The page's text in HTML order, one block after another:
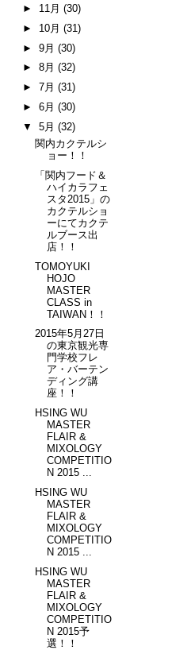
► 11月 (30)
► 10月 (31)
► 9月 (30)
► 8月 (32)
► 7月 (31)
► 6月 (30)
▼ 5月 (32)
関内カクテルシ
ョー！！
「関内フード＆
ハイカラフェ
スタ2015」の
カクテルショ
ーにてカクテ
ルブース出
店！！
TOMOYUKI
HOJO
MASTER
CLASS in
TAIWAN！！
2015年5月27日
の東京観光専
門学校フレ
ア・バーテン
ディング講
座！！
HSING WU
MASTER
FLAIR &
MIXOLOGY
COMPETITIO
N 2015 ...
HSING WU
MASTER
FLAIR &
MIXOLOGY
COMPETITIO
N 2015 ...
HSING WU
MASTER
FLAIR &
MIXOLOGY
COMPETITIO
N 2015予
選！！